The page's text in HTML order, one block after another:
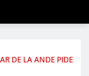
DE LA ANDE PIDE